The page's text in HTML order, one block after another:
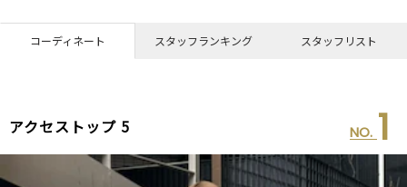
コーディネート スタッフランキング スタッフリスト
アクセストップ 5 NO. 1